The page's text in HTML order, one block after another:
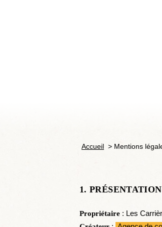
Accueil > Mentions
1.
Propriétaire : Les